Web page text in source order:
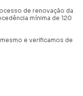
de renovação da
mínima de 120
e verificamos de